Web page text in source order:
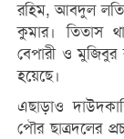
রহিম, আবদুল
কুমার। তিতাস
বেপারী ও মুজিবুর
হয়েছে।
এছাড়াও
পৌর ছাত্রদলের